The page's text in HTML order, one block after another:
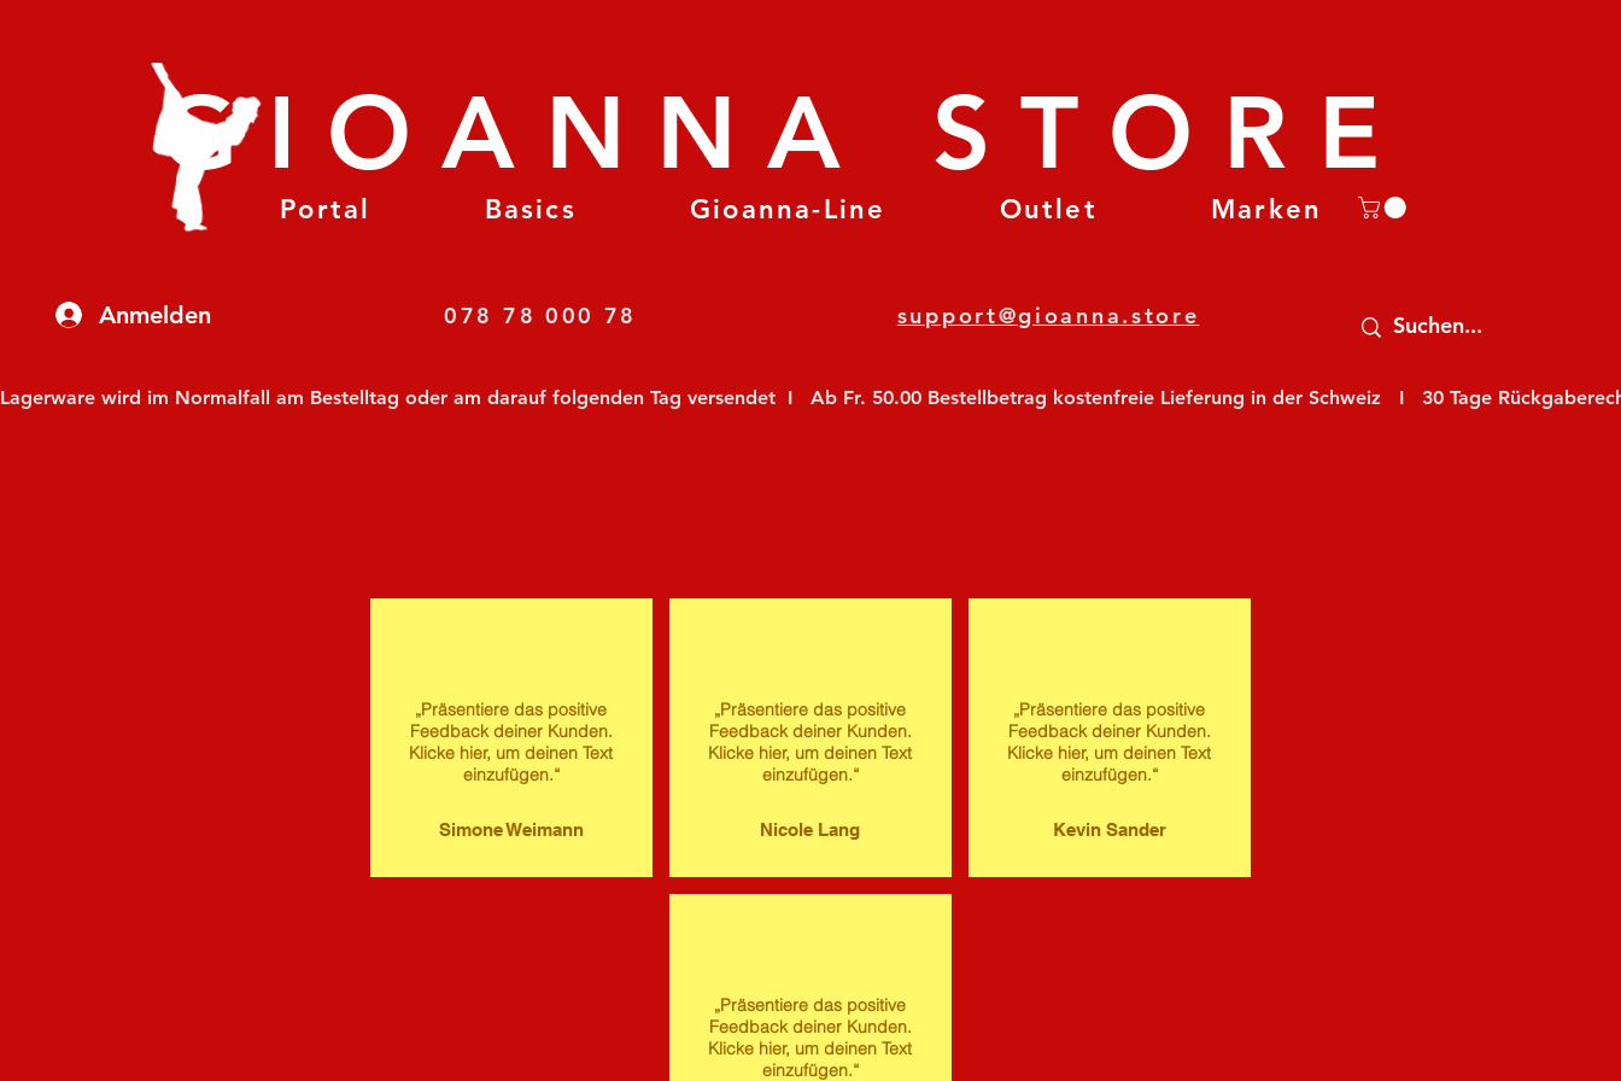
Anmelden
Portal Basics Gioanna-Line Outlet Marken
GIOANNA STORE
078 78 000 78 support@gioanna.store
Lagerware wird im Normalfall am Bestelltag oder am darauf folgenden Tag versendet  I   Ab Fr. 50.00 Bestellbetrag kostenfreie Lieferung in der Schweiz   I   30 Tage
„Präsentiere das positive
Feedback deiner Kunden.
Klicke hier, um deinen Text
einzufügen.“
Simone Weimann
„Präsentiere das positive
Feedback deiner Kunden.
Klicke hier, um deinen Text
einzufügen.“
Nicole Lang
„Präsentiere das positive
Feedback deiner Kunden.
Klicke hier, um deinen Text
einzufügen.“
Kevin Sander
„Präsentiere das positive
Feedback deiner Kunden.
Klicke hier, um deinen Text
einzufügen.“